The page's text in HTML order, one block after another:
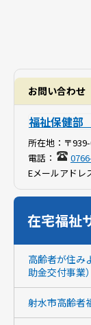
お問い合わせ
福祉保健
所在地： 〒
電話：
Eメールアドレ
在宅福祉
高齢者が住み
助金交付事業）
射水市高齢者